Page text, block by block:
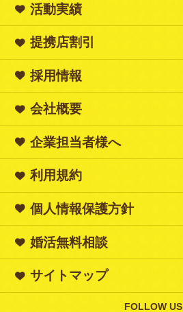
活動実績
提携店割引
採用情報
会社概要
企業担当者様へ
利用規約
個人情報保護方針
婚活無料相談
サイトマップ
FOLLOW US